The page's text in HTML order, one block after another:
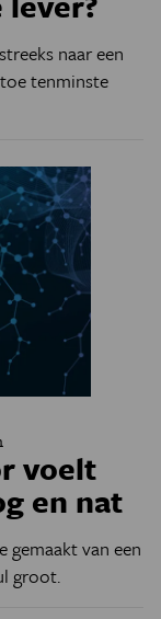
naar een
tenminste
voelt
en nat
gemaakt van een
groot.